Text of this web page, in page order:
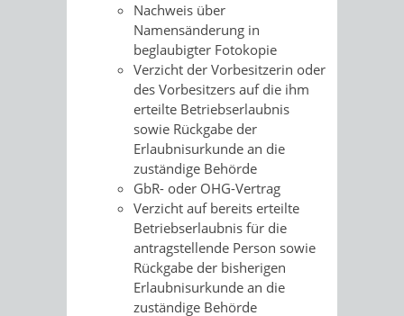
Nachweis über
Namensänderung in
beglaubigter Fotokopie
Verzicht der Vorbesitzerin oder
des Vorbesitzers auf die ihm
erteilte Betriebserlaubnis
sowie Rückgabe der
Erlaubnisurkunde an die
zuständige Behörde
GbR- oder OHG-Vertrag
Verzicht auf bereits erteilte
Betriebserlaubnis für die
antragstellende Person sowie
Rückgabe der bisherigen
Erlaubnisurkunde an die
zuständige Behörde